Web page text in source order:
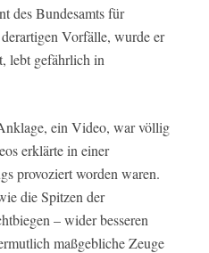
des Bundesamts für
Vorfälle, wurde er
lebt gefährlich in
ein Video, war völlig
erklärte in einer
provoziert worden waren.
die Spitzen der
– wider besseren
maßgebliche Zeuge